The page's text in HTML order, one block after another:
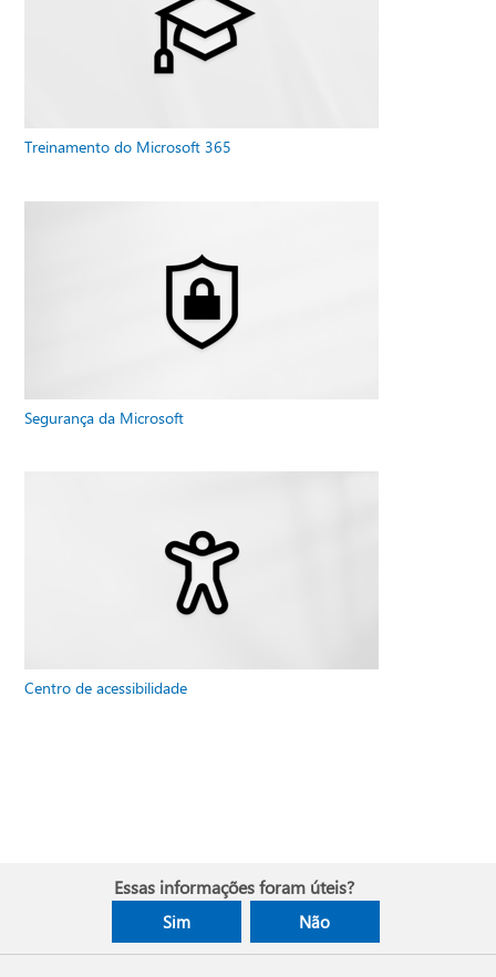
Treinamento do Microsoft 365
Segurança da Microsoft
Centro de acessibilidade
Essas informações foram úteis?
Sim Não